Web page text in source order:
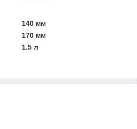
140 мм
170 мм
1.5 л